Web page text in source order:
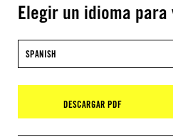
Elegir un idioma
SPANISH
DESCARGAR PDF